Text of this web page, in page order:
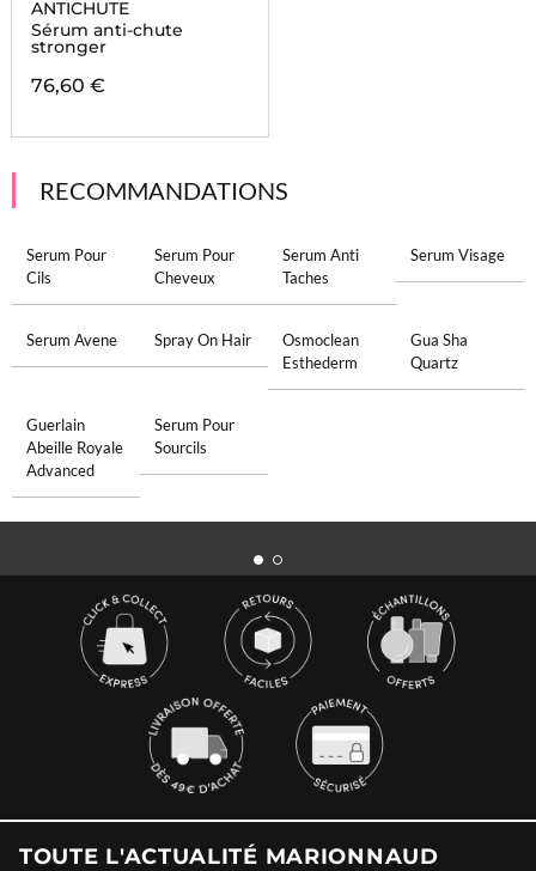
ANTICHUTE
Sérum anti-chute
stronger
76,60 €
RECOMMANDATIONS
Serum Pour
Cils
Serum Pour
Cheveux
Serum Anti
Taches
Serum Visage
Serum Avene Spray On Hair
Osmoclean
Esthederm
Gua Sha
Quartz
Guerlain
Abeille Royale
Advanced
Serum Pour
Sourcils
TOUTE L'ACTUALITÉ MARIONNAUD